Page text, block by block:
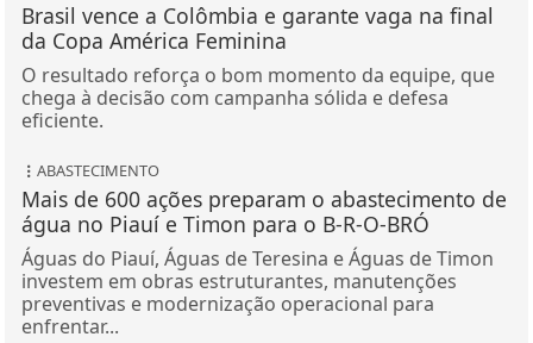
Brasil vence a Colômbia e garante vaga na final
da Copa América Feminina
O resultado reforça o bom momento da equipe, que
chega à decisão com campanha sólida e defesa
eficiente.
ABASTECIMENTO
Mais de 600 ações preparam o abastecimento de
água no Piauí e Timon para o B-R-O-BRÓ
Águas do Piauí, Águas de Teresina e Águas de Timon
investem em obras estruturantes, manutenções
preventivas e modernização operacional para
enfrentar...